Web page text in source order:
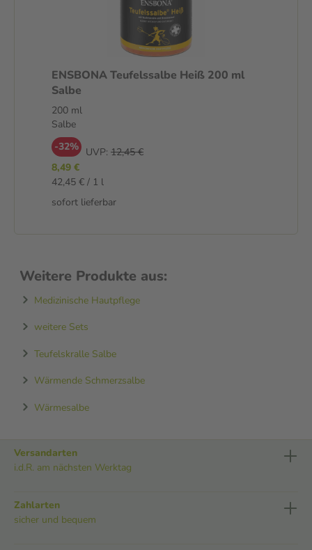
ENSBONA Teufelssalbe Heiß 200 ml
Salbe
200 ml
Salbe
-32% UVP: 12,45 €
8,49 €
42,45 € / 1 l
sofort lieferbar
Weitere Produkte aus:
Medizinische Hautpflege
weitere Sets
Teufelskralle Salbe
Wärmende Schmerzsalbe
Wärmesalbe
Versandarten
i.d.R. am nächsten Werktag
Zahlarten
sicher und bequem